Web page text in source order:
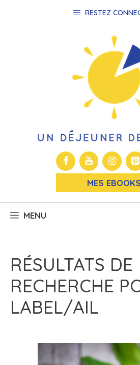
RESTEZ
MES EBOOKS
MENU
RÉSULTATS DE
RECHERCHE
LABEL/AIL